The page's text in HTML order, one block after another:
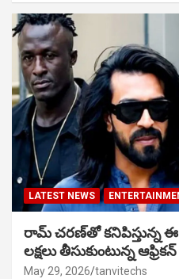
LATEST NEWS
రామ్ చరణ్‌తో కనిపిస్తున్న ఈ
లక్షలు తీసుకుంటున్న
May 29, 2026 tanvitechs